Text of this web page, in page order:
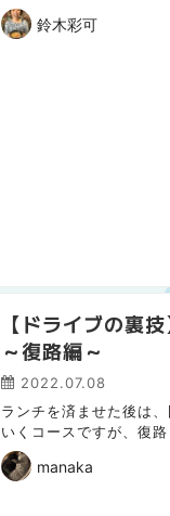
A・TU！！！ せっかく
鈴木彩可
【ドライブの裏
～復路編～
2022.07.08
ランチを済ませた後は
いくコースですが、復
だければと思います！
manaka